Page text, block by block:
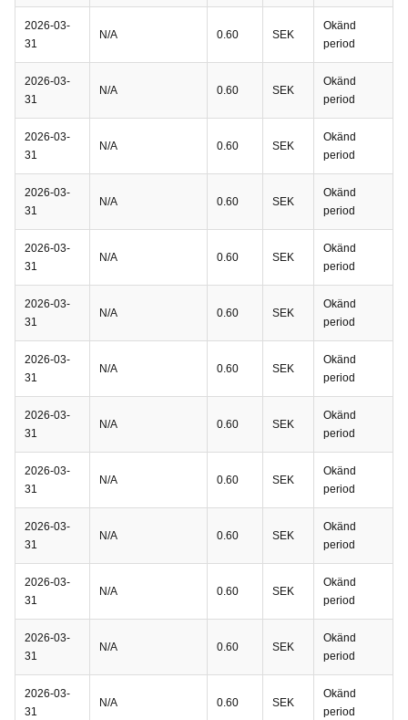
2026-03-
31
N/A 0.60 SEK
Okänd
period
2026-03-
31
N/A 0.60 SEK
Okänd
period
2026-03-
31
N/A 0.60 SEK
Okänd
period
2026-03-
31
N/A 0.60 SEK
Okänd
period
2026-03-
31
N/A 0.60 SEK
Okänd
period
2026-03-
31
N/A 0.60 SEK
Okänd
period
2026-03-
31
N/A 0.60 SEK
Okänd
period
2026-03-
31
N/A 0.60 SEK
Okänd
period
2026-03-
31
N/A 0.60 SEK
Okänd
period
2026-03-
31
N/A 0.60 SEK
Okänd
period
2026-03-
31
N/A 0.60 SEK
Okänd
period
2026-03-
31
N/A 0.60 SEK
Okänd
period
2026-03-
31
N/A 0.60 SEK
Okänd
period